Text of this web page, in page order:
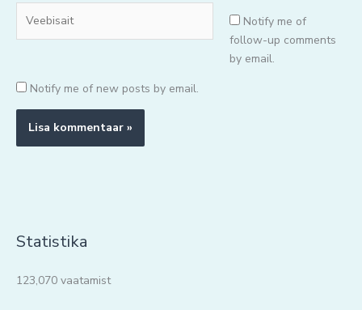
Notify me of
follow-up comments
by email.
Notify me of new posts by email.
Statistika
123,070 vaatamist